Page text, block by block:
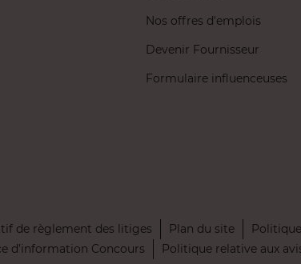
Nos offres d'emplois
Devenir Fournisseur
Formulaire influenceuses
de règlement des litiges Plan du site
d’information Concours Politique relative aux